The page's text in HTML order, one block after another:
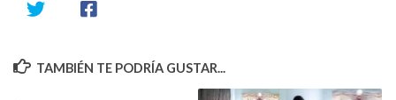
TAMBIÉN TE PODRÍA GUSTAR...